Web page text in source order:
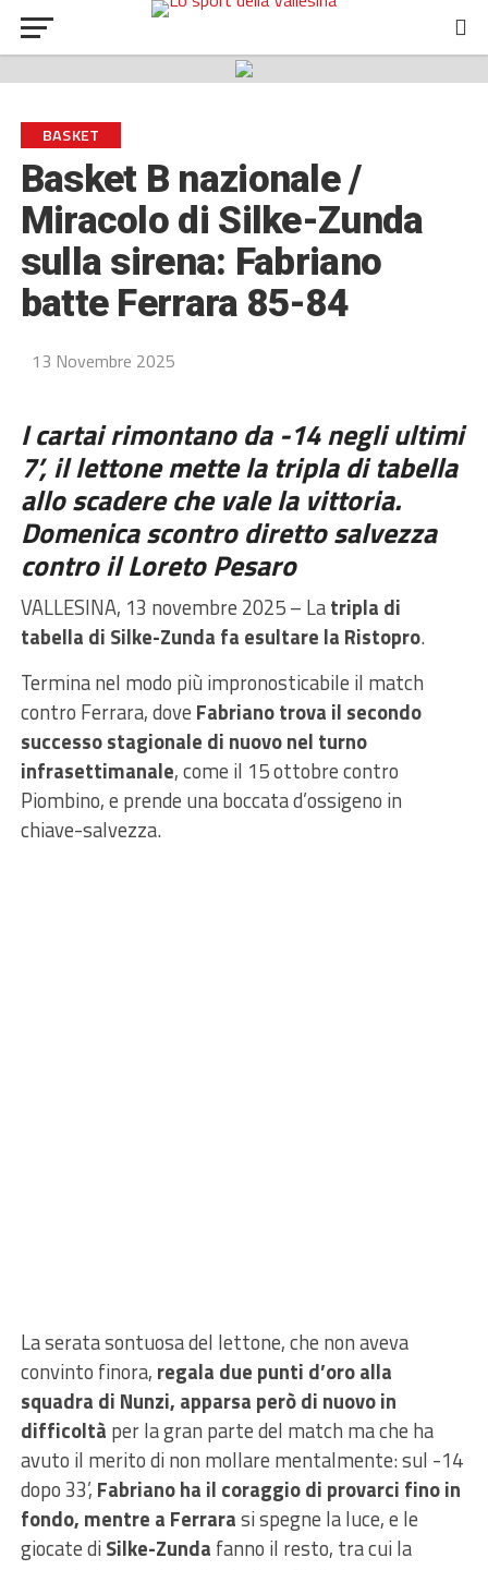
BASKET
Basket B nazionale /
Miracolo di Silke-Zunda
sulla sirena: Fabriano
batte Ferrara 85-84
13 Novembre 2025
I cartai rimontano da -14 negli ultimi
7’, il lettone mette la tripla di tabella
allo scadere che vale la vittoria.
Domenica scontro diretto salvezza
contro il Loreto Pesaro
VALLESINA, 13 novembre 2025 – Latripla di
tabella di Silke-Zunda fa esultare la Ristopro.
Termina nel modo più impronosticabile il match
contro Ferrara, dove Fabriano trova il secondo
successo stagionale di nuovo nel turno
infrasettimanale, come il 15 ottobre contro
Piombino, e prende una boccata d’ossigeno in
chiave-salvezza.
La serata sontuosa del lettone, che non aveva
convinto finora, regala due punti d’oro alla
squadra di Nunzi, apparsa però di nuovo in
difficoltà per la gran parte del match ma che ha
avuto il merito di non mollare mentalmente: sul -14
dopo 33’, Fabriano ha il coraggio di provarci fino in
fondo, mentre a Ferrarasi spegne la luce, e le
giocate diSilke-Zunda fanno il resto, tra cui la